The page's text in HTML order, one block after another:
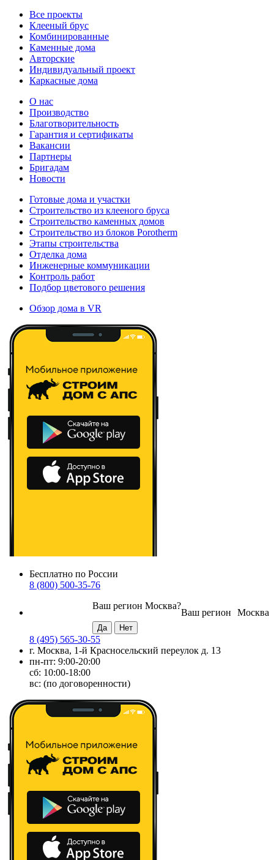
Все проекты
Клееный брус
Комбинированные
Каменные дома
Авторские
Индивидуальный проект
Каркасные дома
О нас
Производство
Благотворительность
Гарантия и сертификаты
Вакансии
Партнеры
Бригадам
Новости
Готовые дома и участки
Строительство из клееного бруса
Строительство каменных домов
Строительство из блоков Porotherm
Этапы строительства
Отделка дома
Инженерные коммуникации
Контроль работ
Подбор цветового решения
Обзор дома в VR
Бесплатно по России
8 (800) 500-35-76
Москва
Ваш регион
Ваш регион Москва?
8 (495) 565-30-55
г. Москва, 1-й Красносельский переулок д. 13
пн-пт: 9:00-20:00
сб: 10:00-18:00
вс: (по договоренности)